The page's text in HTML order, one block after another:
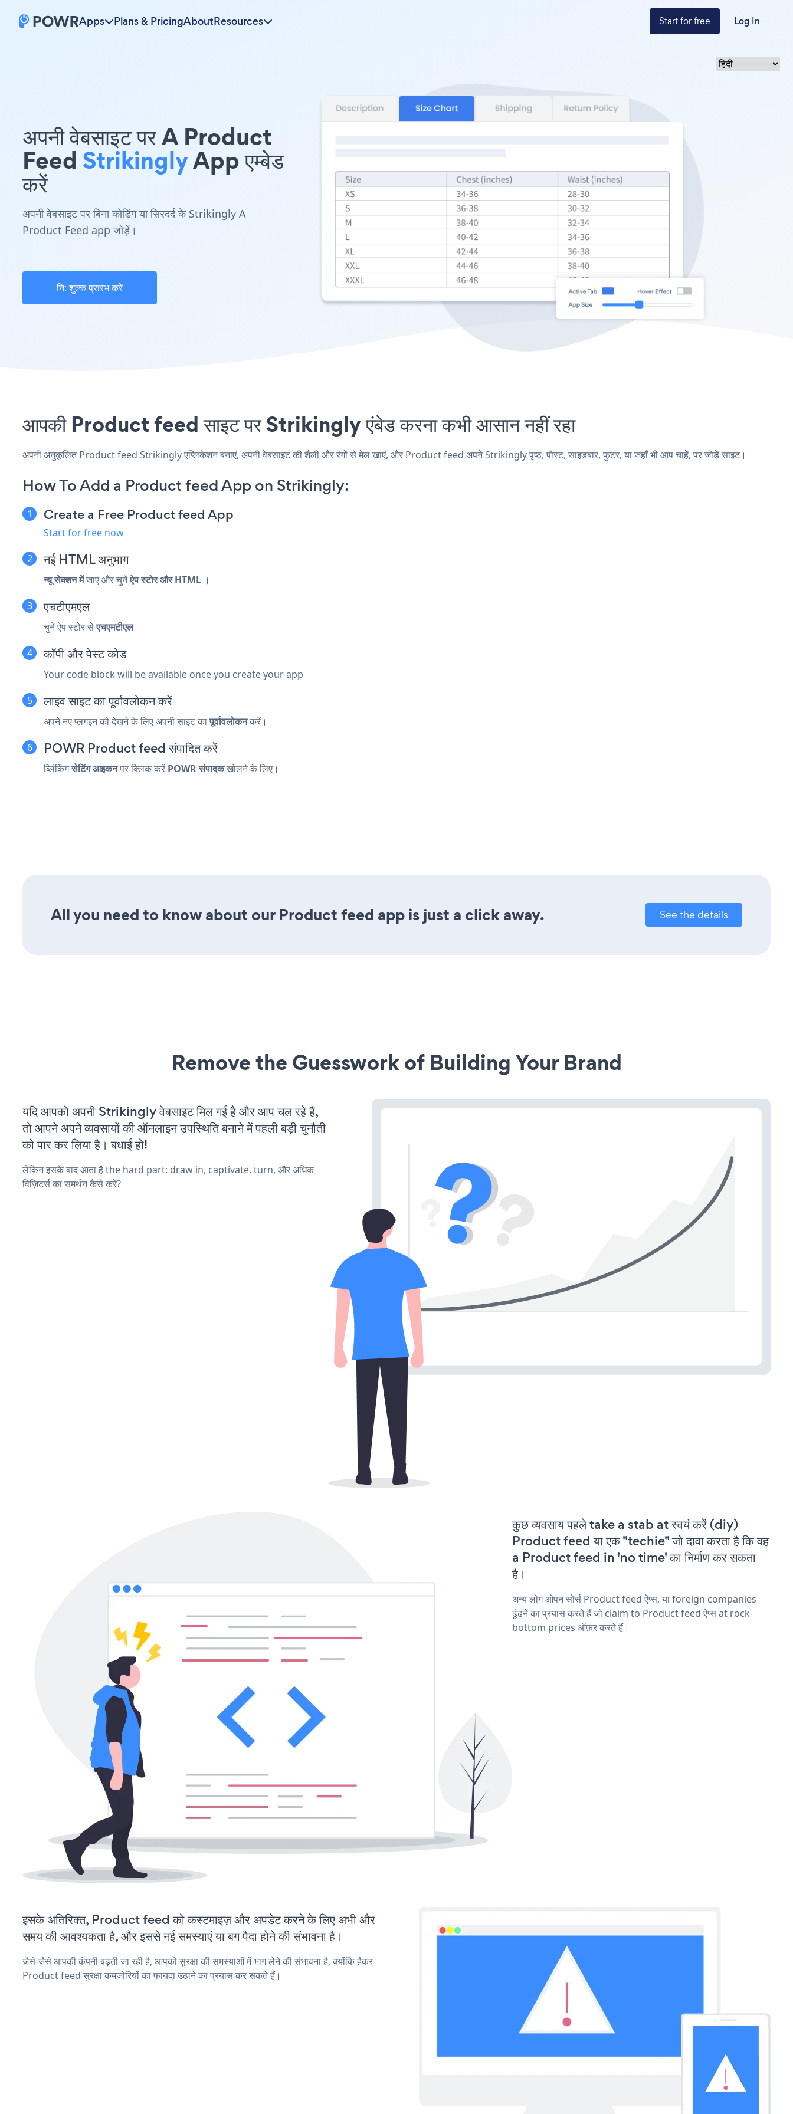
Apps Plans & PricingAboutResources Start for free Log In
अपनी वेबसाइट पर A Product
Feed StrikinglyApp एम्बेड
करें
अपनी वेबसाइट पर बिना कोडिंग या सिरदर्द के Strikingly A
Product Feed app जोड़ें।
नि: शुल्क प्रारंभ करें
आपकी Product feed साइट पर Strikingly एंबेड करना कभी आसान नहीं रहा
अपनी अनुकूलित Product feed Strikingly एप्लिकेशन बनाएं, अपनी वेबसाइट की शैली और रंगों से मेल खाएं, और Product feed अपने Strikingly पृष्ठ, पोस्ट, साइडबार, फुटर, या जहाँ भी आप चाहें, पर जोड़ें साइट।
How To Add a Product feed App on Strikingly:
Create a Free Product feed App
Start for free now
नई HTML अनुभाग
न्यू सेक्शन मेंजाएं और चुनेंऐप स्टोर और HTML ।
एचटीएमएल
चुनेंऐप स्टोर सेएचएमटीएल
कॉपी और पेस्ट कोड
Your code block will be available once you create your app
लाइव साइट का पूर्वावलोकन करें
अपने नए प्लगइन को देखने के लिए अपनी साइट कापूर्वावलोकनकरें।
POWR Product feed संपादित करें
ब्लिंकिंगसेटिंग आइकनपर क्लिक करें POWR संपादकखोलने के लिए।
All you need to know about our Product feed app is just a click away. See the details
Remove the Guesswork of Building Your Brand
यदि आपको अपनी Strikingly वेबसाइट मिल गई है और आप चल रहे हैं,
तो आपने अपने व्यवसायों की ऑनलाइन उपस्थिति बनाने में पहली बड़ी चुनौती
को पार कर लिया है। बधाई हो!
लेकिन इसके बाद आता है the hard part: draw in, captivate, turn, और अधिक
विज़िटर्स का समर्थन कैसे करें?
कुछ व्यवसाय पहले take a stab at स्वयं करें (diy)
Product feed या एक "techie" जो दावा करता है कि वह
a Product feed in 'no time' का निर्माण कर सकता
है।
अन्य लोग ओपन सोर्स Product feed ऐप्स, या foreign companies
ढूंढने का प्रयास करते हैं जो claim to Product feed ऐप्स at rock-
bottom prices ऑफ़र करते हैं।
इसके अतिरिक्त, Product feed को कस्टमाइज़ और अपडेट करने के लिए अभी और
समय की आवश्यकता है, और इससे नई समस्याएं या बग पैदा होने की संभावना है।
जैसे-जैसे आपकी कंपनी बढ़ती जा रही है, आपको सुरक्षा की समस्याओं में भाग लेने की संभावना है, क्योंकि हैकर
Product feed सुरक्षा कमजोरियों का फायदा उठाने का प्रयास कर सकते हैं।